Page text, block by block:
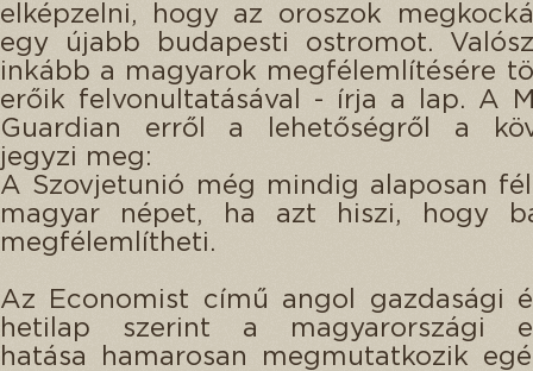
elképzelni, hogy az oroszok
egy újabb budapesti ostromot.
inkább a magyarok megfélemlítésére
erőik felvonultatásával - írja a lap. A
Guardian erről a lehetőségről a
jegyzi meg:
A Szovjetunió még mindig alaposan
magyar népet, ha azt hiszi, hogy
megfélemlítheti.
Az Economist című angol gazdasági
hetilap szerint a magyarországi
hatása hamarosan megmutatkozik